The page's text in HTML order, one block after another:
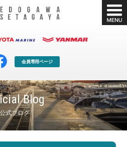
会員専用ページ
Blog
公式ブログ
ボート販売